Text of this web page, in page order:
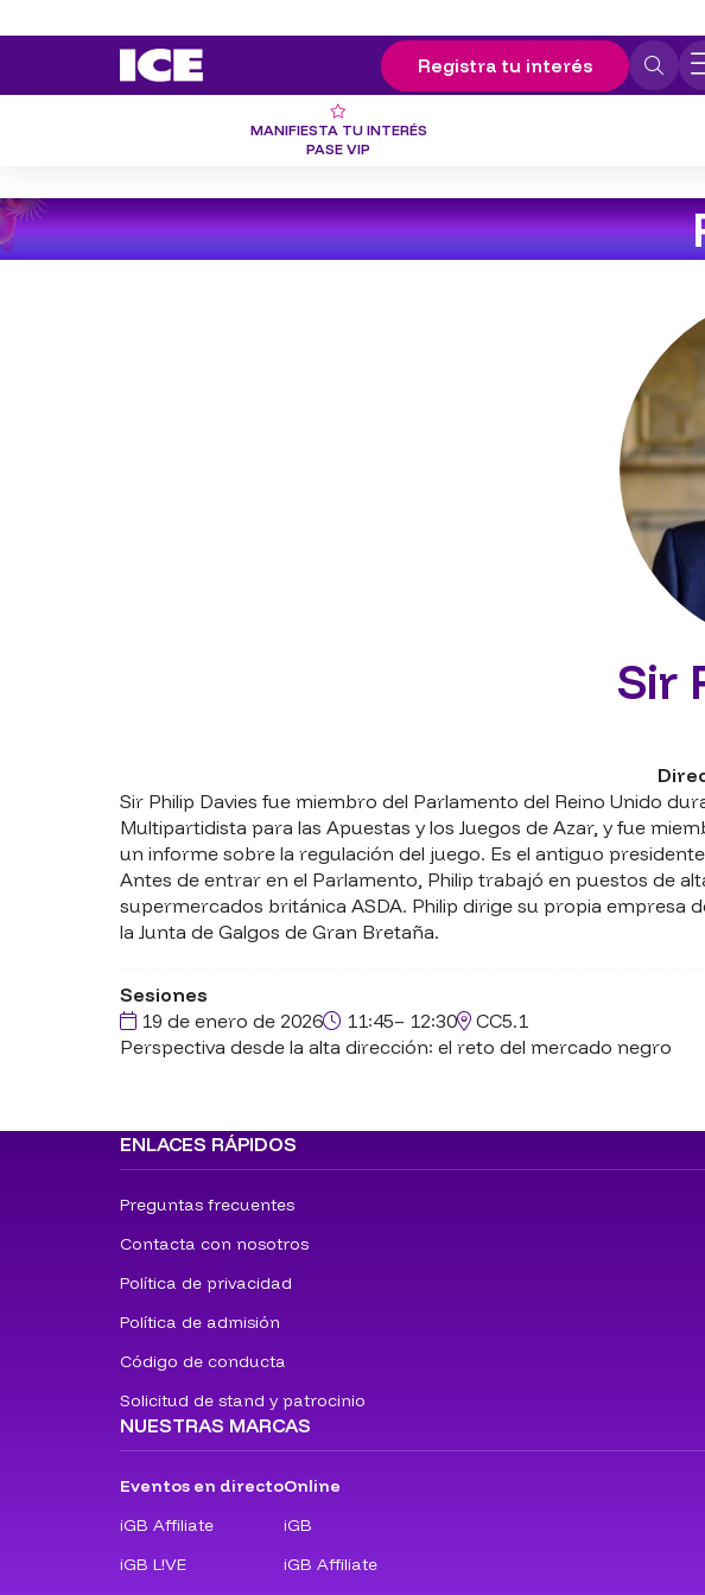
Registra tu interés
MANIFIESTA TU INTERÉS
PASE VIP
Sir
Sir Philip Davies fue miembro del Parlamento del Reino Unido
Multipartidista para las Apuestas y los Juegos de Azar, y fue
un informe sobre la regulación del juego. Es el antiguo
Antes de entrar en el Parlamento, Philip trabajó en puestos de
supermercados británica ASDA. Philip dirige su propia empresa
la Junta de Galgos de Gran Bretaña.
Sesiones
19 de enero de 2026
11:45– 12:30 CC5.1
Perspectiva desde la alta dirección: el reto del mercado negro
ENLACES RÁPIDOS
Preguntas frecuentes
Contacta con nosotros
Política de privacidad
Política de admisión
Código de conducta
Solicitud de stand y patrocinio
NUESTRAS MARCAS
Eventos en directo
iGB Affiliate
iGB L!VE
Online
iGB
iGB Affiliate